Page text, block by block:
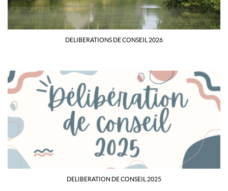
DELIBERATIONS DE CONSEIL 2026
DELIBERATION DE CONSEIL 2025